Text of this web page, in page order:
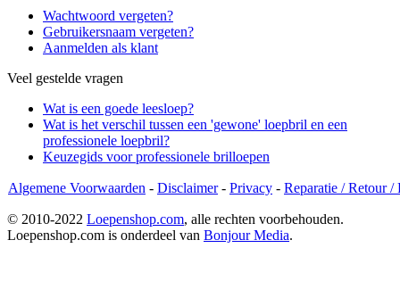
Wachtwoord vergeten?
Gebruikersnaam vergeten?
Aanmelden als klant
Veel gestelde vragen
Wat is een goede leesloep?
Wat is het verschil tussen een 'gewone' loepbril en een
professionele loepbril?
Keuzegids voor professionele brilloepen
Algemene Voorwaarden - Disclaimer- Privacy - Reparatie / Retour /
© 2010-2022 Loepenshop.com, alle rechten voorbehouden.
Loepenshop.com is onderdeel van Bonjour Media.